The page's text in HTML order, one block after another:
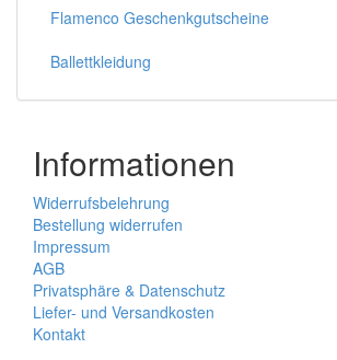
Flamenco Geschenkgutscheine
Ballettkleidung
Informationen
Widerrufsbelehrung
Bestellung widerrufen
Impressum
AGB
Privatsphäre & Datenschutz
Liefer- und Versandkosten
Kontakt